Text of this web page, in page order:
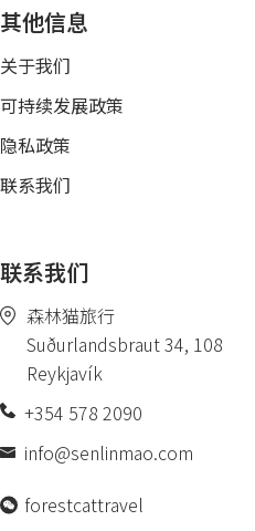
其他信息
关于我们
可持续发展政策
隐私政策
联系我们
联系我们
森林猫旅行
Suðurlandsbraut 34, 108
Reykjavík
+354 578 2090
info@senlinmao.com
forestcattravel